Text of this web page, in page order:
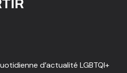
TIR
d’actualité LGBTQI+